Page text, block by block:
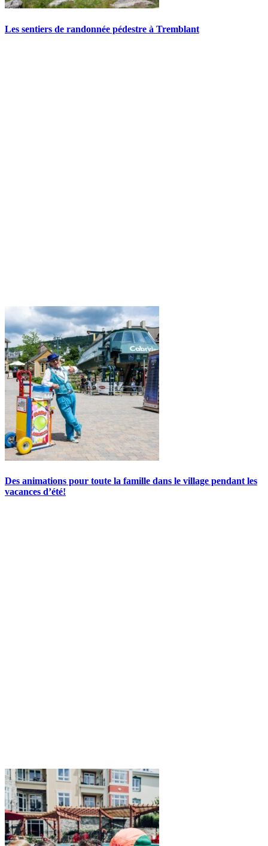
Les sentiers de randonnée pédestre à Tremblant
Des animations pour toute la famille dans le village pendant les
vacances d’été!